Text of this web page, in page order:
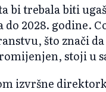
bi trebala biti
do 2028. godine.
što znači
stoji u
izvršne